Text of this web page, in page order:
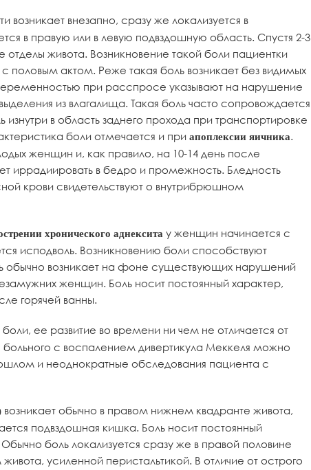
возникает внезапно, сразу же локализуется в
в правую или в левую подвздошную область. Спустя 2-3
живота. Возникновение такой боли пациентки
половым актом. Реже такая боль возникает без видимых
при расспросе указывают на нарушение
из влагалища. Такая боль часто сопровождается
в область заднего прохода при транспортировке
боли отмечается и при апоплексии яичника.
женщин и, как правило, на 10-14 день после
иррадиировать в бедро и промежность. Бледность
крови свидетельствуют о внутрибрюшном
хронического аднексита у женщин начинается с
исподволь. Возникновению боли способствуют
обычно возникает на фоне существующих нарушений
женщин. Боль носит постоянный характер,
горячей ванны.
ее развитие во времени ни чем не отличается от
с воспалением дивертикула Меккеля можно
и неоднократные обследования пациента с
возникает обычно в правом нижнем квадранте живота,
подвздошная кишка. Боль носит постоянный
боль локализуется сразу же в правой половине
усиленной перистальтикой. В отличие от острого